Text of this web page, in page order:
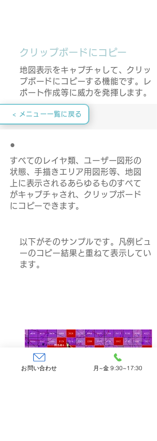
クリップボードにコピー
地図表示をキャプチャして、クリッ
プボードにコピーする機能です。レ
ポート作成等に威力を発揮します。
< メニュー一覧に戻る
●
すべてのレイヤ類、ユーザー図形の
状態、手描きエリア用図形等、地図
上に表示されるあらゆるものすべて
がキャプチャされ、クリップボード
にコピーできます。
以下がそのサンプルです。凡例ビュ
ーのコピー結果と重ねて表示してい
ます。
お問い合わせ 月~金 9:30~17:30